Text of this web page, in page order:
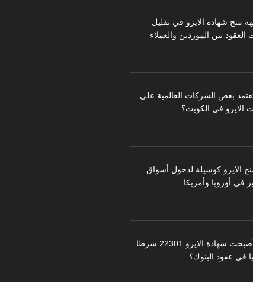
منح شهادة الايزو في تقليل
العقود بين الموردين والعملاء
تعتمد بعض الشركات العالمية على
الايزو في الكويت؟
الايزو كوسيلة لدخول أسواق
في أوروبا وأمريكا
لماذا أصبحت شهادة الايزو 22301 شرطا
في عقود البنوك؟